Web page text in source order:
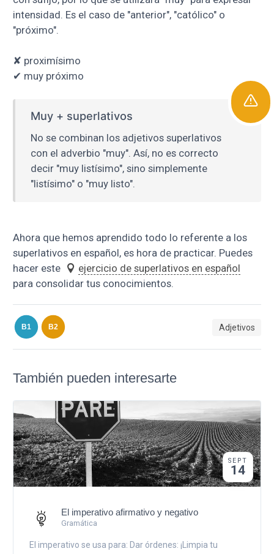
intensidad. Es el caso de "anterior", "católico" o
"próximo".
✘ proximísimo
✔ muy próximo
Muy + superlativos
No se combinan los adjetivos superlativos
con el adverbio "muy". Así, no es correcto
decir "muy listísimo", sino simplemente
"listísimo" o "muy listo".
Ahora que hemos aprendido todo lo referente a los
superlativos en español, es hora de practicar. Puedes
hacer este
ejercicio de superlativos en español
para consolidar tus conocimientos.
B1 B2 Adjetivos
También pueden interesarte
SEPT
14
El imperativo afirmativo y negativo
Gramática
El imperativo se usa para: Dar órdenes: ¡Limpia tu